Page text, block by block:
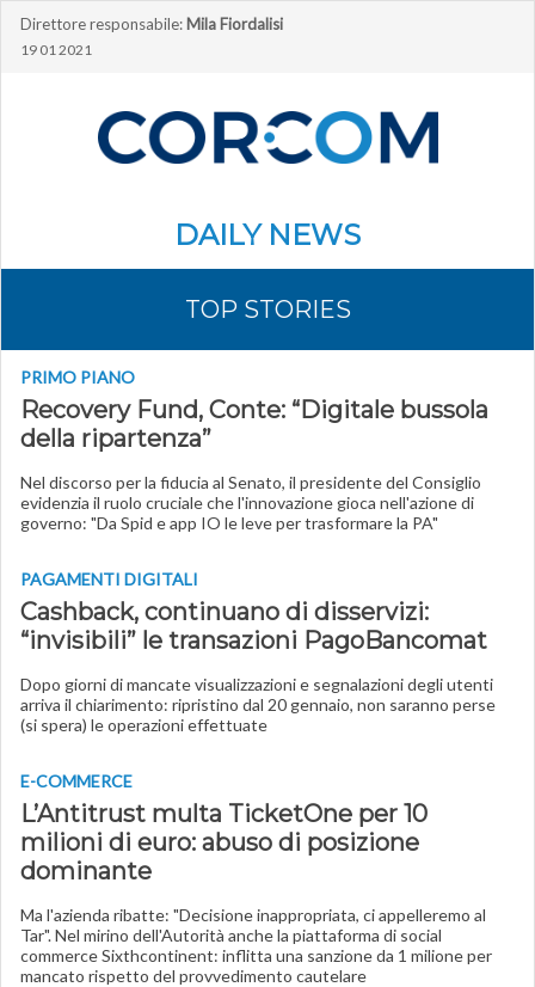
Direttore responsabile: Mila Fiordalisi
19 01 2021
DAILY NEWS
TOP STORIES
PRIMO PIANO
Recovery Fund, Conte: “Digitale bussola
della ripartenza”
Nel discorso per la fiducia al Senato, il presidente del Consiglio
evidenzia il ruolo cruciale che l'innovazione gioca nell'azione di
governo: "Da Spid e app IO le leve per trasformare la PA"
PAGAMENTI DIGITALI
Cashback, continuano di disservizi:
“invisibili” le transazioni PagoBancomat
Dopo giorni di mancate visualizzazioni e segnalazioni degli utenti
arriva il chiarimento: ripristino dal 20 gennaio, non saranno perse
(si spera) le operazioni effettuate
E-COMMERCE
L’Antitrust multa TicketOne per 10
milioni di euro: abuso di posizione
dominante
Ma l'azienda ribatte: "Decisione inappropriata, ci appelleremo al
Tar". Nel mirino dell'Autorità anche la piattaforma di social
commerce Sixthcontinent: inflitta una sanzione da 1 milione per
mancato rispetto del provvedimento cautelare